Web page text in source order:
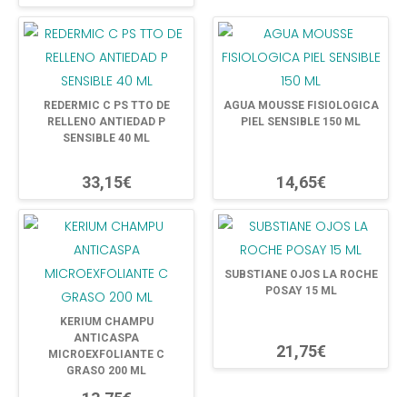
REDERMIC C PS TTO DE
RELLENO ANTIEDAD P
SENSIBLE 40 ML
33,15€
AGUA MOUSSE FISIOLOGICA
PIEL SENSIBLE 150 ML
14,65€
KERIUM CHAMPU
ANTICASPA
MICROEXFOLIANTE C
GRASO 200 ML
SUBSTIANE OJOS LA ROCHE
POSAY 15 ML
21,75€